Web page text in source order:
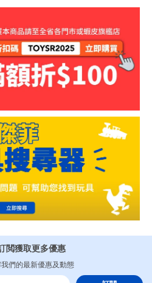
閲獲取更多優惠
們的最新優惠及動態